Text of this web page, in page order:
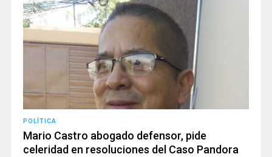
POLÍTICA
Mario Castro abogado defensor, pide
celeridad en resoluciones del Caso Pandora